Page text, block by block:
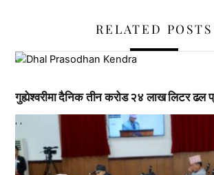
RELATED POSTS
,
गुह्येश्वरीमा दैनिक तीन करोड २४ लाख लिटर ढल